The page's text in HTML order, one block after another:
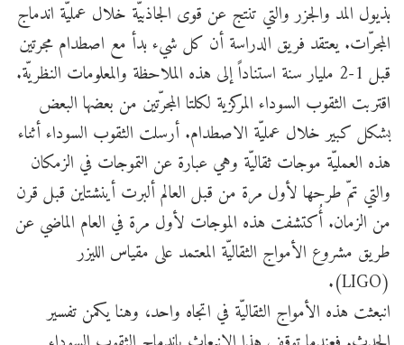
بذيول المد والجزر والتي تنتج عن قوى الجاذبيّة خلال عمليّة اندماج
المجرّات. يعتقد فريق الدراسة أن كل شيء بدأ مع اصطدام مجرتين
قبل 1-2 مليار سنة استناداً إلى هذه الملاحظة والمعلومات النظريّة.
اقتربت الثقوب السوداء المركزية لكلتا المجرّتين من بعضها البعض
بشكل كبير خلال عمليّة الاصطدام. أرسلت الثقوب السوداء أثناء
هذه العمليّة موجات ثقاليّة وهي عبارة عن التموجات في الزمكان
والتي تمّ طرحها لأول مرة من قبل العالم ألبرت أينشتاين قبل قرن
من الزمان. أُكتشفت هذه الموجات لأول مرة في العام الماضي عن
طريق مشروع الأمواج الثقاليّة المعتمد على مقياس الليزر
(LIGO).
انبعثت هذه الأمواج الثقاليّة في اتجاه واحد، وهنا يكمن تفسير